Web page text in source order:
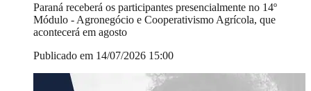
Paraná receberá os participantes presencialmente no 14º
Módulo - Agronegócio e Cooperativismo Agrícola, que
acontecerá em agosto
Publicado em 14/07/2026 15:00